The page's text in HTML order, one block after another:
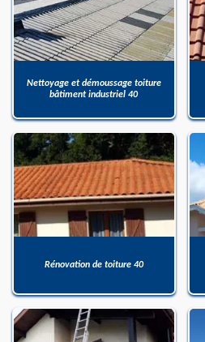
Nettoyage et démoussage toiture
bâtiment industriel 40
Rénovation de toiture 40